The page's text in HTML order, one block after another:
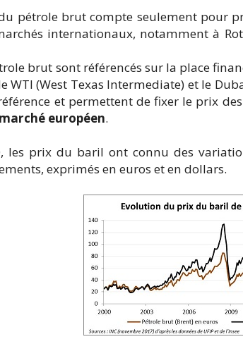
pétrole brut compte seulement pour
internationaux, notamment à
brut sont référencés sur la place
WTI (West Texas Intermediate) et le
et permettent de fixer le prix
marché européen.
les prix du baril ont connu des
exprimés en euros et en dollars.